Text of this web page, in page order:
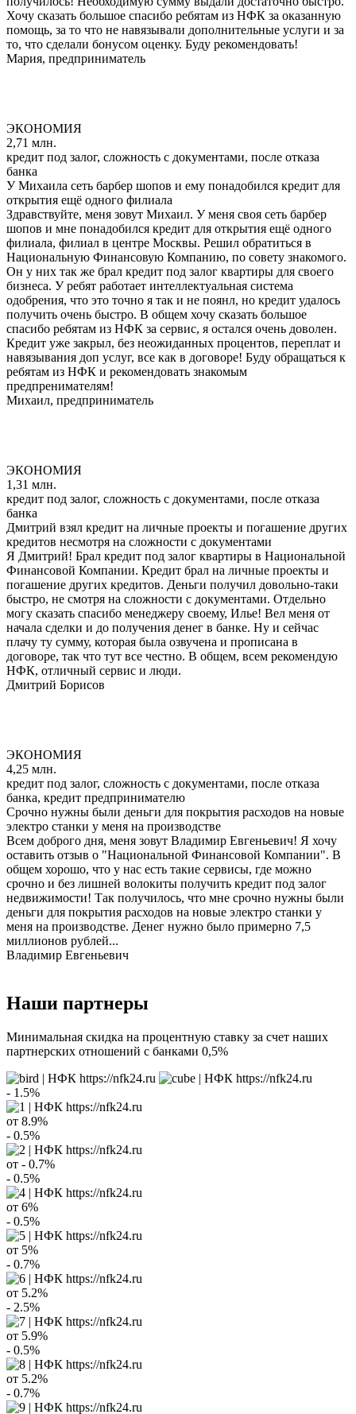
Хочу сказать большое спасибо ребятам из НФК за оказанную
помощь, за то что не навязывали дополнительные услуги и за
то, что сделали бонусом оценку. Буду рекомендовать!
Мария, предприниматель
ЭКОНОМИЯ
2,71 млн.
кредит под залог, сложность с документами, после отказа
банка
У Михаила сеть барбер шопов и ему понадобился кредит для
открытия ещё одного филиала
Здравствуйте, меня зовут Михаил. У меня своя сеть барбер
шопов и мне понадобился кредит для открытия ещё одного
филиала, филиал в центре Москвы. Решил обратиться в
Национальную Финансовую Компанию, по совету знакомого.
Он у них так же брал кредит под залог квартиры для своего
бизнеса. У ребят работает интеллектуальная система
одобрения, что это точно я так и не поянл, но кредит удалось
получить очень быстро. В общем хочу сказать большое
спасибо ребятам из НФК за сервис, я остался очень доволен.
Кредит уже закрыл, без неожиданных процентов, переплат и
навязывания доп услуг, все как в договоре! Буду обращаться к
ребятам из НФК и рекомендовать знакомым
предпренимателям!
Михаил, предприниматель
ЭКОНОМИЯ
1,31 млн.
кредит под залог, сложность с документами, после отказа
банка
Дмитрий взял кредит на личные проекты и погашение других
кредитов несмотря на сложности с документами
Я Дмитрий! Брал кредит под залог квартиры в Национальной
Финансовой Компании. Кредит брал на личные проекты и
погашение других кредитов. Деньги получил довольно-таки
быстро, не смотря на сложности с документами. Отдельно
могу сказать спасибо менеджеру своему, Илье! Вел меня от
начала сделки и до получения денег в банке. Ну и сейчас
плачу ту сумму, которая была озвучена и прописана в
договоре, так что тут все честно. В общем, всем рекомендую
НФК, отличный сервис и люди.
Дмитрий Борисов
ЭКОНОМИЯ
4,25 млн.
кредит под залог, сложность с документами, после отказа
банка, кредит предпринимателю
Срочно нужны были деньги для покрытия расходов на новые
электро станки у меня на производстве
Всем доброго дня, меня зовут Владимир Евгеньевич! Я хочу
оставить отзыв о "Национальной Финансовой Компании". В
общем хорошо, что у нас есть такие сервисы, где можно
срочно и без лишней волокиты получить кредит под залог
недвижимости! Так получилось, что мне срочно нужны были
деньги для покрытия расходов на новые электро станки у
меня на производстве. Денег нужно было примерно 7,5
миллионов рублей...
Владимир Евгеньевич
Наши партнеры
Минимальная скидка на процентную ставку за счет наших
партнерских отношений с банками 0,5%
- 1.5%
от 8.9%
- 0.5%
от - 0.7%
- 0.5%
от 6%
- 0.5%
от 5%
- 0.7%
от 5.2%
- 2.5%
от 5.9%
- 0.5%
от 5.2%
- 0.7%